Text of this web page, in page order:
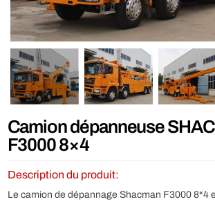
Camion dépanneuse
F3000 8×4
Description du produit:
Le camion de dépannage Shacman F3000 8*4